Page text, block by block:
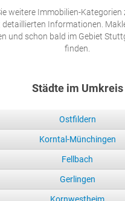
weitere Immobilien-Kategorien
detaillierten Informationen.
und schon bald im Gebiet
finden.
Städte im Umkreis
Ostfildern
Korntal-Münchingen
Fellbach
Gerlingen
Kornwestheim